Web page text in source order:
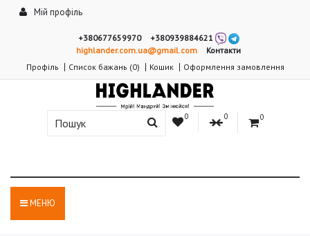
Мій профіль
+380677659970
+380939884621
highlander.com.ua@gmail.com
Контакти
Профіль
Список бажань (0) Кошик Оформлення замовлення
0 0 0
МЕНЮ